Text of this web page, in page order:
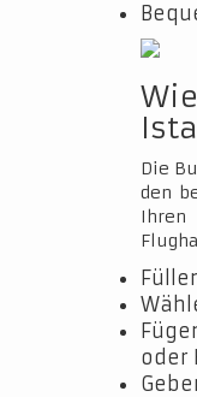
Die
den
oder